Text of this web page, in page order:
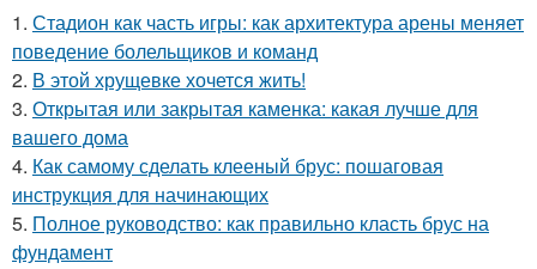
1. Стадион как часть игры: как архитектура арены меняет
поведение болельщиков и команд
2. В этой хрущевке хочется жить!
3. Открытая или закрытая каменка: какая лучше для
вашего дома
4. Как самому сделать клееный брус: пошаговая
инструкция для начинающих
5. Полное руководство: как правильно класть брус на
фундамент